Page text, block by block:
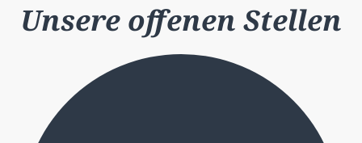
Unsere offenen Stellen